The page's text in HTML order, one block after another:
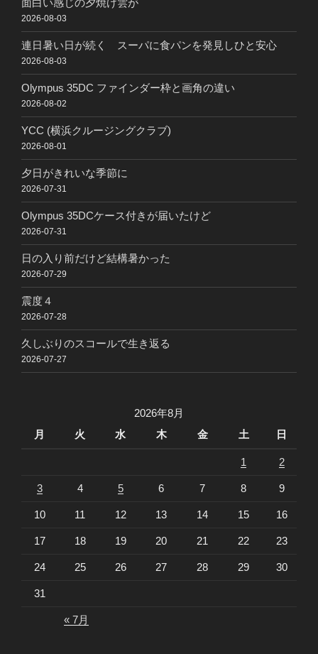
面白い感じの夕焼け雲が
2026-08-03
連日暑い日が続く スーパに食パンを発見しひと安心
2026-08-03
Olympus 35DC ファインダー枠と画角の違い
2026-08-02
YCC (横浜クルージングクラブ)
2026-08-01
夕日がきれいな季節に
2026-07-31
Olympus 35DCケース付きが届いたけど
2026-07-31
日の入り前だけど結構暑かった
2026-07-29
震度４
2026-07-28
久しぶりのスコールで生き返る
2026-07-27
2026年8月
月
火 水 木 金 土 日
1 2
3 4 5 6 7 8 9
10 11 12 13 14 15 16
17 18 19 20 21 22 23
24 25 26 27 28 29 30
31
« 7月